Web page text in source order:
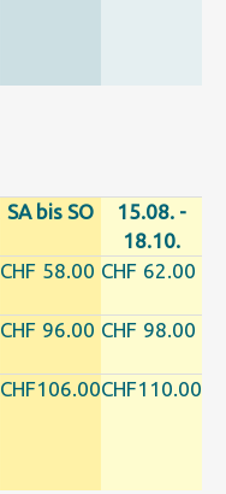
SA bis SO
15.08. -
18.10.
CHF 58.00 CHF 62.00
CHF 96.00 CHF 98.00
CHF106.00CHF110.00